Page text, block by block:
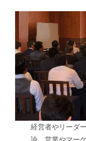
経営者やリーダ